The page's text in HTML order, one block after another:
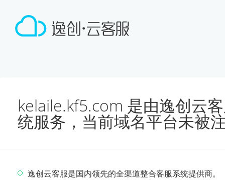
kelaile.kf5.com 是由逸创云
统服务，当前域名平台未被
逸创云客服是国内领先的全渠道整合客服系统提供商。